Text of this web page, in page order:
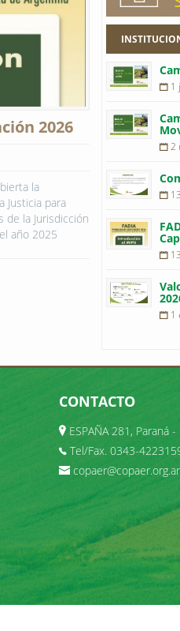
2026
la
Justicia para
la Jurisdicción
año 2025
1
2
1
CONTACTO
ESPAÑA 281, Paraná
Tel/Fax. 0343-
copaer@copaer.org.ar